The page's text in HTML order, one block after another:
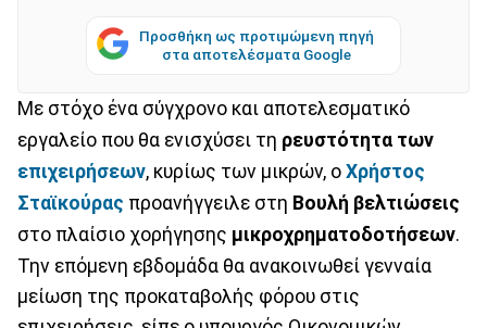
Προσθήκη ως προτιμώμενη πηγή
στα αποτελέσματα Google
Με στόχο ένα σύγχρονο και αποτελεσματικό
εργαλείο που θα ενισχύσει τη ρευστότητα των
επιχειρήσεων, κυρίως των μικρών, ο Χρήστος
Σταϊκούρας προανήγγειλε στη Βουλή βελτιώσεις
στο πλαίσιο χορήγησης μικροχρηματοδοτήσεων.
Την επόμενη εβδομάδα θα ανακοινωθεί γενναία
μείωση της προκαταβολής φόρου στις